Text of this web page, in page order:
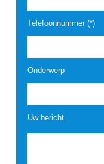
Telefoonnummer (*)
Onderwerp
Uw bericht